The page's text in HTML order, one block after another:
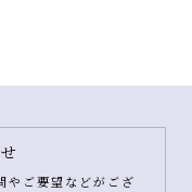
やご要望などがござ